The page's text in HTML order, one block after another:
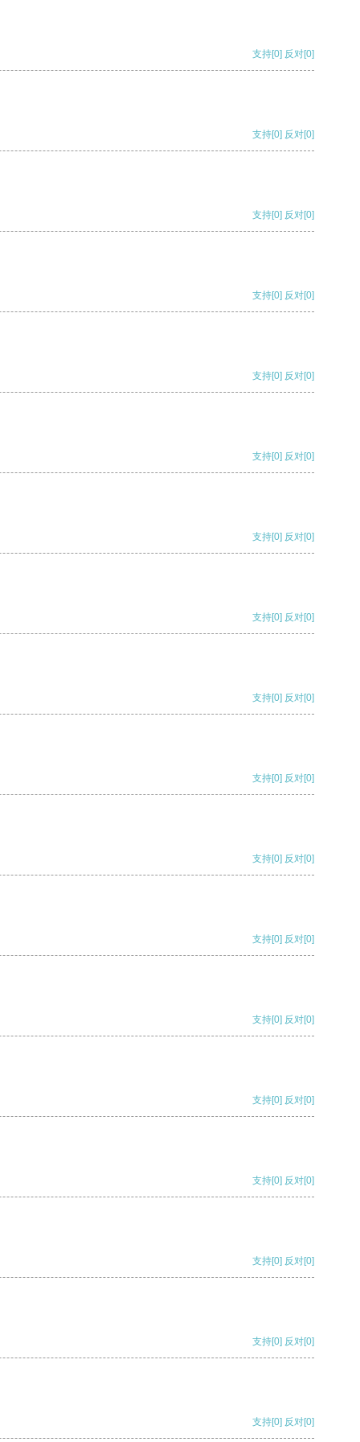
支持[0] 反对[0]
支持[0] 反对[0]
支持[0] 反对[0]
支持[0] 反对[0]
支持[0] 反对[0]
支持[0] 反对[0]
支持[0] 反对[0]
支持[0] 反对[0]
支持[0] 反对[0]
支持[0] 反对[0]
支持[0] 反对[0]
支持[0] 反对[0]
支持[0] 反对[0]
支持[0] 反对[0]
支持[0] 反对[0]
支持[0] 反对[0]
支持[0] 反对[0]
支持[0] 反对[0]